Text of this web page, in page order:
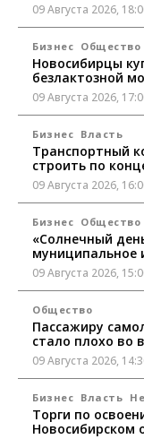
09 Августа 2026,
Бизнес Общество
Новосибирцы
безлактозной
09 Августа 2026,
Бизнес Власть
Транспортный
строить по
09 Августа 2026,
Бизнес Общество
«Солнечный
муниципальное
09 Августа 2026,
Общество
Пассажиру
стало плохо во
09 Августа 2026,
Бизнес Власть
Торги по
Новосибирском